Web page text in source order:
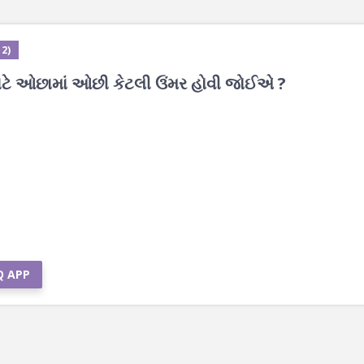
ઓછામાં ઓછી કેટલી ઉંમર હોવી જોઈએ ?
APP